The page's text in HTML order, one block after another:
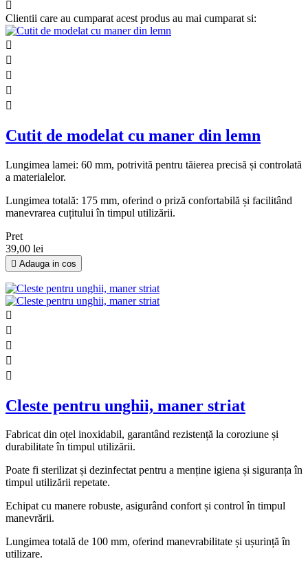

Clientii care au cumparat acest produs au mai cumparat si:





Cutit de modelat cu maner din lemn
Lungimea lamei: 60 mm, potrivită pentru tăierea precisă și controlată
a materialelor.
Lungimea totală: 175 mm, oferind o priză confortabilă și facilitând
manevrarea cuțitului în timpul utilizării.
Pret
39,00 lei
 Adauga in cos





Cleste pentru unghii, maner striat
Fabricat din oțel inoxidabil, garantând rezistență la coroziune și
durabilitate în timpul utilizării.
Poate fi sterilizat și dezinfectat pentru a menține igiena și siguranța în
timpul utilizării repetate.
Echipat cu manere robuste, asigurând confort și control în timpul
manevrării.
Lungimea totală de 100 mm, oferind manevrabilitate și ușurință în
utilizare.